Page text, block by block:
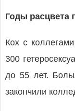
Годы расцвета
Кох с
300
до 55 лет.
закончили